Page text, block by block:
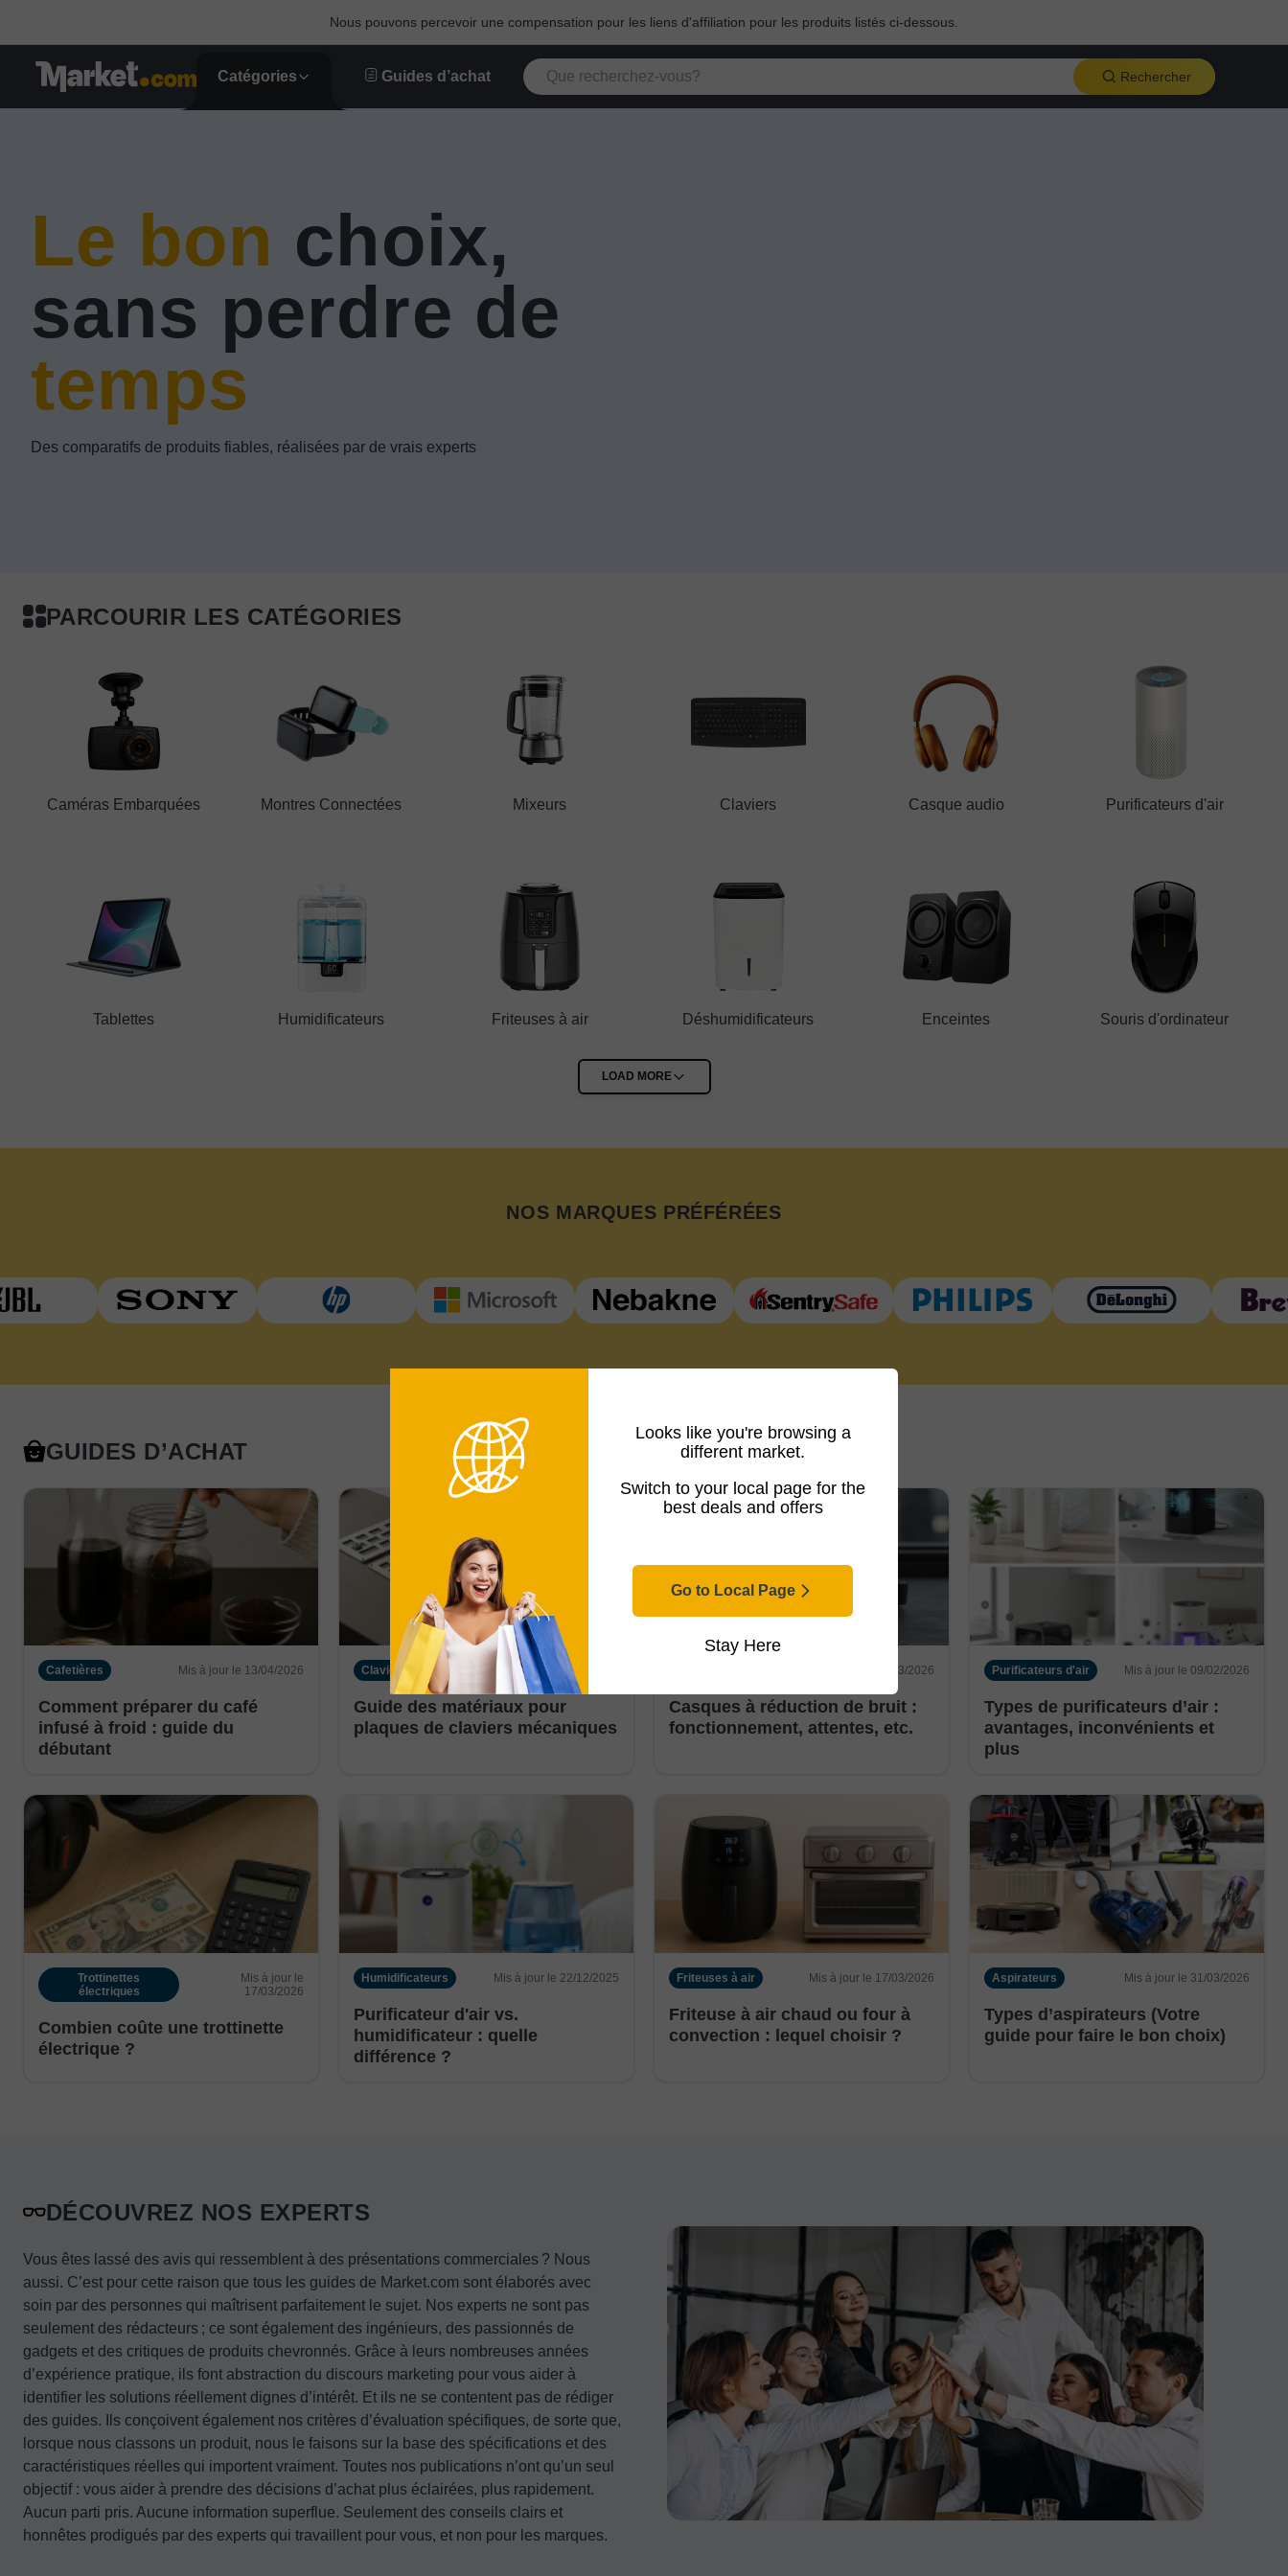
Looks like you're browsing a
different market.
Switch to your local page for the
best deals and offers
Go to Local Page
Stay Here
Nous pouvons percevoir une compensation pour les liens d'affiliation pour les produits listés ci-dessous.
Catégories Guides d’achat Rechercher
Le bon choix,
sans perdre de
temps
Des comparatifs de produits fiables, réalisées par de vrais experts
PARCOURIR LES CATÉGORIES
Caméras Embarquées Montres Connectées Mixeurs Claviers Casque audio Purificateurs d'air
Tablettes Humidificateurs Friteuses à air Déshumidificateurs Enceintes Souris d'ordinateur
NOS MARQUES PRÉFÉRÉES
GUIDES D’ACHAT
Cafetières Mis à jour le 13/04/2026
Comment préparer du café
infusé à froid : guide du
débutant
Claviers Mis à jour le 18/03/2026
Guide des matériaux pour
plaques de claviers mécaniques
Mis à jour le 18/03/2026
Casques à réduction de bruit :
fonctionnement, attentes, etc.
Purificateurs d'air Mis à jour le 09/02/2026
Types de purificateurs d’air :
avantages, inconvénients et
plus
Trottinettes
électriques
Mis à jour le
17/03/2026
Combien coûte une trottinette
électrique ?
Humidificateurs Mis à jour le 22/12/2025
Purificateur d'air vs.
humidificateur : quelle
différence ?
Friteuses à air Mis à jour le 17/03/2026
Friteuse à air chaud ou four à
convection : lequel choisir ?
Aspirateurs Mis à jour le 31/03/2026
Types d’aspirateurs (Votre
guide pour faire le bon choix)
DÉCOUVREZ NOS EXPERTS
Vous êtes lassé des avis qui ressemblent à des présentations commerciales ? Nous
aussi. C’est pour cette raison que tous les guides de Market.com sont élaborés avec
soin par des personnes qui maîtrisent parfaitement le sujet. Nos experts ne sont pas
seulement des rédacteurs ; ce sont également des ingénieurs, des passionnés de
gadgets et des critiques de produits chevronnés. Grâce à leurs nombreuses années
d’expérience pratique, ils font abstraction du discours marketing pour vous aider à
identifier les solutions réellement dignes d’intérêt. Et ils ne se contentent pas de rédiger
des guides. Ils conçoivent également nos critères d’évaluation spécifiques, de sorte que,
lorsque nous classons un produit, nous le faisons sur la base des spécifications et des
caractéristiques réelles qui importent vraiment. Toutes nos publications n’ont qu’un seul
objectif : vous aider à prendre des décisions d’achat plus éclairées, plus rapidement.
Aucun parti pris. Aucune information superflue. Seulement des conseils clairs et
honnêtes prodigués par des experts qui travaillent pour vous, et non pour les marques.